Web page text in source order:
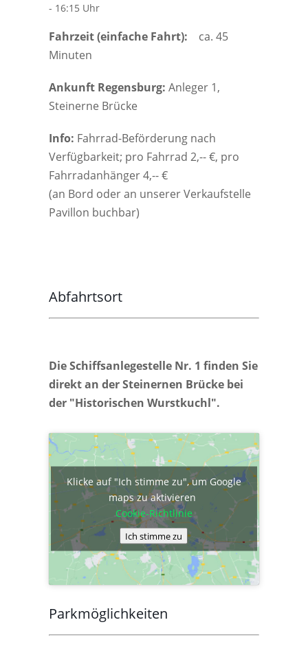
- 16:15 Uhr
Fahrzeit (einfache Fahrt):
ca. 45
Minuten
Ankunft Regensburg: Anleger 1,
Steinerne Brücke
Info: Fahrrad-Beförderung nach
Verfügbarkeit; pro Fahrrad 2,-- €, pro
Fahrradanhänger 4,-- €
(an Bord oder an unserer Verkaufstelle
Pavillon buchbar)
Abfahrtsort
Die Schiffsanlegestelle Nr. 1 finden Sie
direkt an der Steinernen Brücke bei
der "Historischen Wurstkuchl".
Klicke auf "Ich stimme zu", um Google
maps zu aktivieren
Cookie-Richtlinie
Ich stimme zu
Parkmöglichkeiten